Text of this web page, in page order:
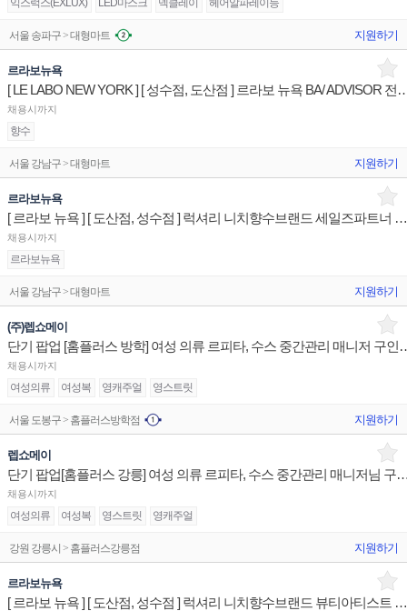
익스럭스(EXLUX) LED마스크 넥클레이 헤어알파레이등
서울 송파구 > 대형마트 지원하기
르라보뉴욕
[ LE LABO NEW YORK ] [ 성수점, 도산점
채용시까지
향수
서울 강남구 > 대형마트 지원하기
르라보뉴욕
[ 르라보 뉴욕 ] [ 도산점, 성수점 ] 럭셔리 니치향수브랜드 세일즈파트너 판매전문직원
채용시까지
르라보뉴욕
서울 강남구 > 대형마트 지원하기
(주)렙쇼메이
단기 팝업 [홈플러스 방학]
채용시까지
여성의류 여성복 영캐주얼 영스트릿
서울 도봉구 > 홈플러스방학점 지원하기
렙쇼메이
단기 팝업[홈플러스 강릉] 여성 의류 르피타,
채용시까지
여성의류 여성복 영스트릿 영캐주얼
강원 강릉시 > 홈플러스강릉점 지원하기
르라보뉴욕
[ 르라보 뉴욕 ] [ 도산점, 성수점 ] 럭셔리 니치향수브랜드 뷰티아티스트 전문판매사원